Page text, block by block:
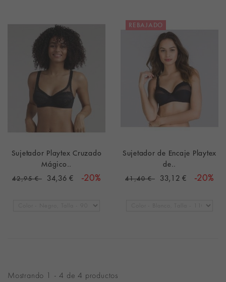
Sujetador Playtex Cruzado
Mágico..
42,95 € 34,36 € -20%
REBAJADO
Sujetador de Encaje Playtex
de..
41,40 € 33,12 € -20%
Mostrando 1 - 4 de 4 productos